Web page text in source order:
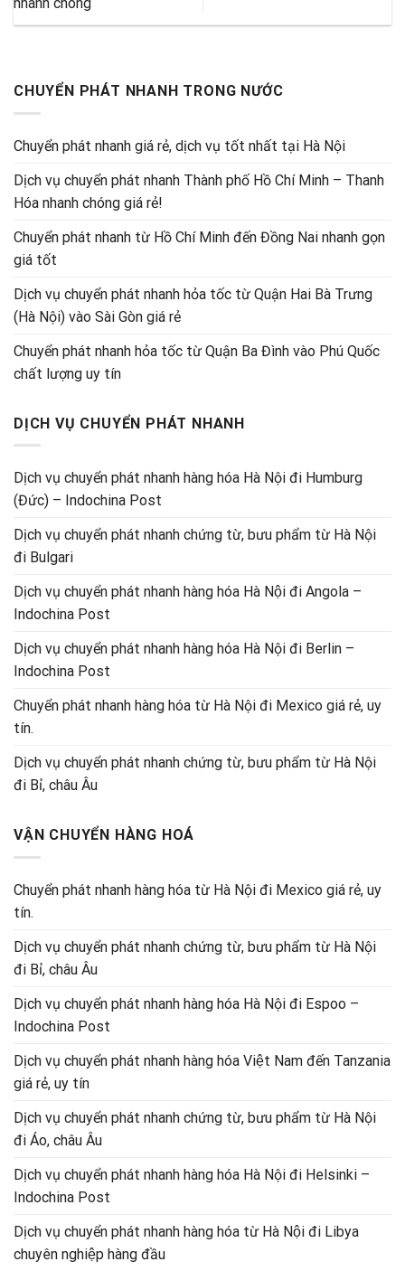
CHUYỂN PHÁT NHANH TRONG NƯỚC
Chuyển phát nhanh giá rẻ, dịch vụ tốt nhất tại Hà Nội
Dịch vụ chuyển phát nhanh Thành phố Hồ Chí Minh – Thanh
Hóa nhanh chóng giá rẻ!
Chuyển phát nhanh từ Hồ Chí Minh đến Đồng Nai nhanh gọn
giá tốt
Dịch vụ chuyển phát nhanh hỏa tốc từ Quận Hai Bà Trưng
(Hà Nội) vào Sài Gòn giá rẻ
Chuyển phát nhanh hỏa tốc từ Quận Ba Đình vào Phú Quốc
chất lượng uy tín
DỊCH VỤ CHUYỂN PHÁT NHANH
Dịch vụ chuyển phát nhanh hàng hóa Hà Nội đi Humburg
(Đức) – Indochina Post
Dịch vụ chuyển phát nhanh chứng từ, bưu phẩm từ Hà Nội
đi Bulgari
Dịch vụ chuyển phát nhanh hàng hóa Hà Nội đi Angola –
Indochina Post
Dịch vụ chuyển phát nhanh hàng hóa Hà Nội đi Berlin –
Indochina Post
Chuyển phát nhanh hàng hóa từ Hà Nội đi Mexico giá rẻ, uy
tín.
Dịch vụ chuyển phát nhanh chứng từ, bưu phẩm từ Hà Nội
đi Bỉ, châu Âu
VẬN CHUYỂN HÀNG HOÁ
Chuyển phát nhanh hàng hóa từ Hà Nội đi Mexico giá rẻ, uy
tín.
Dịch vụ chuyển phát nhanh chứng từ, bưu phẩm từ Hà Nội
đi Bỉ, châu Âu
Dịch vụ chuyển phát nhanh hàng hóa Hà Nội đi Espoo –
Indochina Post
Dịch vụ chuyển phát nhanh hàng hóa Việt Nam đến Tanzania
giá rẻ, uy tín
Dịch vụ chuyển phát nhanh chứng từ, bưu phẩm từ Hà Nội
đi Áo, châu Âu
Dịch vụ chuyển phát nhanh hàng hóa Hà Nội đi Helsinki –
Indochina Post
Dịch vụ chuyển phát nhanh hàng hóa từ Hà Nội đi Libya
chuyên nghiệp hàng đầu